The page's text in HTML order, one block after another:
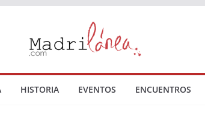
HISTORIA EVENTOS ENCUENTROS